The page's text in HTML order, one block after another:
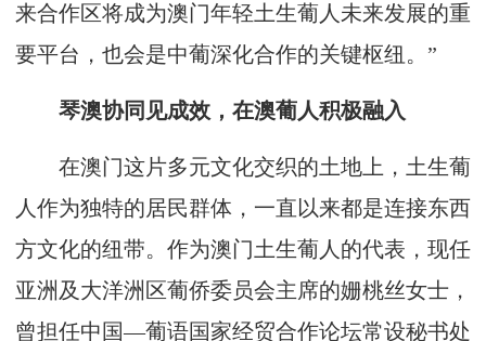
来合作区将成为澳门年轻土生葡人未来发展的重
要平台，也会是中葡深化合作的关键枢纽。”
琴澳协同见成效，在澳葡人积极融入
在澳门这片多元文化交织的土地上，土生葡
人作为独特的居民群体，一直以来都是连接东西
方文化的纽带。作为澳门土生葡人的代表，现任
亚洲及大洋洲区葡侨委员会主席的姗桃丝女士，
曾担任中国—葡语国家经贸合作论坛常设秘书处